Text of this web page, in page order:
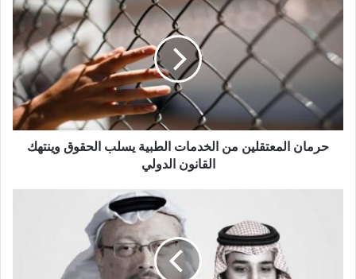
حرمان المعتقلين من الخدمات الطبية يسلب الحقوق وينتهك
القانون الدولي